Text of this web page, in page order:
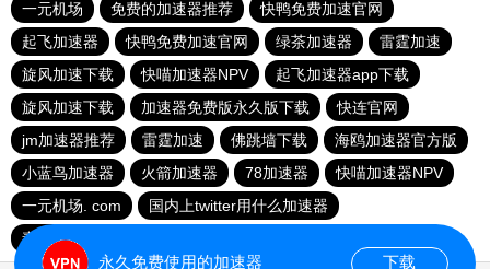
一元机场
免费的加速器推荐
快鸭免费加速官网
起飞加速器
快鸭免费加速官网 绿茶加速器
雷霆加速
旋风加速下载
快喵加速器NPV
起飞加速器app下载
旋风加速下载
加速器免费版永久版下载
快连官网
jm加速器推荐
雷霆加速 佛跳墙下载
海鸥加速器官方版
小蓝鸟加速器
火箭加速器 78加速器
快喵加速器NPV
一元机场. com
国内上twitter用什么加速器
毒舌加速器破解版永久免费
永久免费使用的加速器 下载